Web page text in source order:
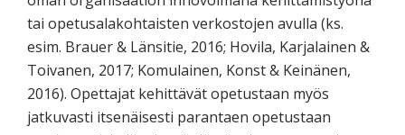
tai opetusalakohtaisten verkostojen avulla (ks.
esim. Brauer & Länsitie, 2016; Hovila, Karjalainen &
Toivanen, 2017; Komulainen, Konst & Keinänen,
2016). Opettajat kehittävät opetustaan myös
jatkuvasti itsenäisesti parantaen opetustaan